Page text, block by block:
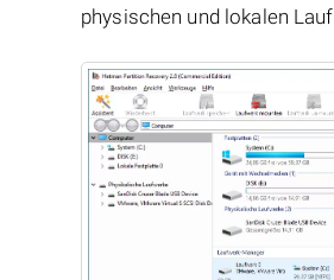
physischen und lokalen